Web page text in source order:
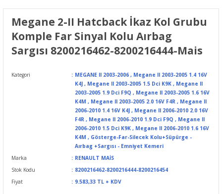
Megane 2-II Hatcback İkaz Kol Grubu
Komple Far Sinyal Kolu Aırbag
Sargısı 8200216462-8200216444-Mais
Kategori MEGANE II 2003-2006 , Megane II 2003-2005 1.4 16V
K4J , Megane II 2003-2005 1.5 Dci K9K , Megane II
2003-2005 1.9 Dci F9Q , Megane II 2003-2005 1.6 16V
K4M , Megane II 2003-2005 2.0 16V F4R , Megane II
2006-2010 1.4 16V K4J , Megane II 2006-2010 2.0 16V
F4R , Megane II 2006-2010 1.9 Dci F9Q , Megane II
2006-2010 1.5 Dci K9K , Megane II 2006-2010 1.6 16V
K4M , Gösterge-Far-Silecek Kolu+Süpürge -
Aırbag +Sargısı - Emniyet Kemeri
Marka
RENAULT MAİS
Stok Kodu
8200216462-8200216444-8200216454
Fiyat
9.583,33 TL + KDV